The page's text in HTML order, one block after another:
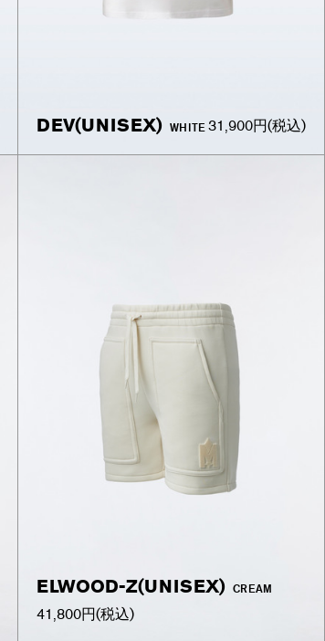
DEV(UNISEX) WHITE 31,900円(税込)
ELWOOD-Z(UNISEX) CREAM
41,800円(税込)